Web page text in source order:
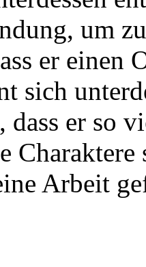
um
er einen
sich
dass er so
Arbeit